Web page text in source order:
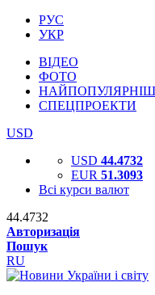
РУС
УКР
ВІДЕО
ФОТО
СПЕЦПРОЕКТИ
USD
USD 44.4732
EUR 51.3093
Всі курси валют
44.4732
Авторизація
Пошук
RU